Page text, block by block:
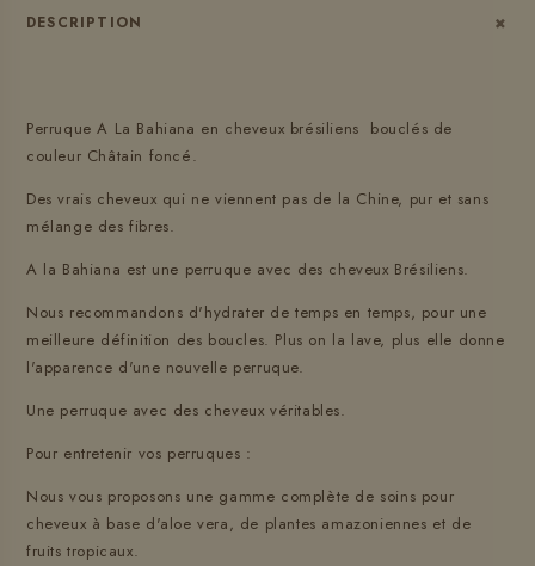
DESCRIPTION +
Perruque A La Bahiana en cheveux brésiliens bouclés de
couleur Châtain foncé.
Des vrais cheveux qui ne viennent pas de la Chine, pur et sans
mélange des fibres.
A la Bahiana est une perruque avec des cheveux Brésiliens.
Nous recommandons d'hydrater de temps en temps, pour une
meilleure définition des boucles. Plus on la lave, plus elle donne
l'apparence d'une nouvelle perruque.
Une perruque avec des cheveux véritables.
Pour entretenir vos perruques :
Nous vous proposons une gamme complète de soins pour
cheveux à base d'aloe vera, de plantes amazoniennes et de
fruits tropicaux.